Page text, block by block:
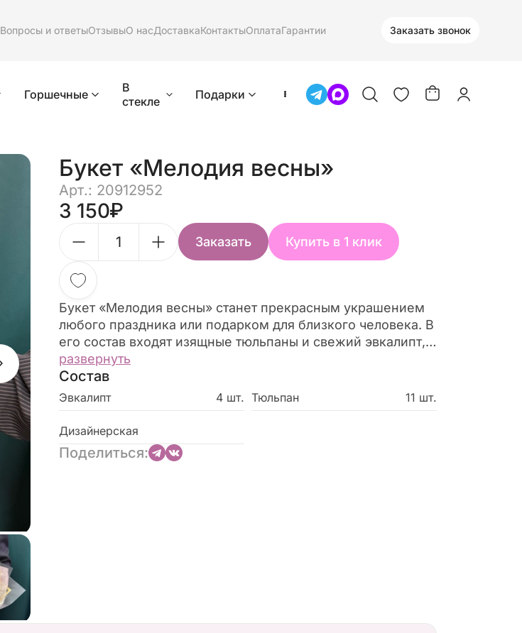
Вопросы и ответыОтзывыО насДоставкаКонтактыОплатаГарантии Заказать звонок
Горшечные
В
стекле
Подарки
Букет «Мелодия весны»
Арт.: 20912952
3 150
Заказать Купить в 1 клик
Букет «Мелодия весны» станет прекрасным украшением
любого праздника или подарком для близкого человека. В
его состав входят изящные тюльпаны и свежий эвкалипт,
создающие ощущение легкости и свежести. Нежные
оттенки цветов наполнят пространство гармонией и
радостью. Этот букет подчеркнет вашу заботу и
развернуть
Состав
Эвкалипт 4 шт. Тюльпан 11 шт.
Дизайнерская
Поделиться: